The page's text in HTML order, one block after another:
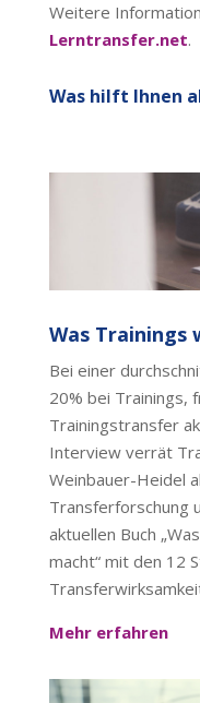
Weitere
Lerntransfer.net.
Was hilft Ihnen
Was Trainings
Bei einer
20% bei Trainings,
Trainingstransfer
Interview verrät
Weinbauer-Heidel
Transferforschung
aktuellen Buch
macht“ mit den 12
Mehr erfahren